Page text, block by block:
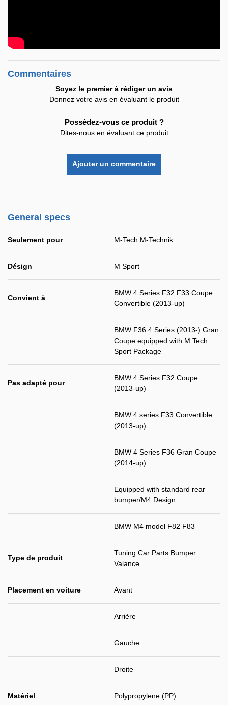
Commentaires
Soyez le premier à rédiger un avis
Donnez votre avis en évaluant le produit
Possédez-vous ce produit ?
Dites-nous en évaluant ce produit
Ajouter un commentaire
General specs
Seulement pour M-Tech M-Technik
Désign M Sport
Convient à
BMW 4 Series F32 F33 Coupe
Convertible (2013-up)
BMW F36 4 Series (2013-) Gran
Coupe equipped with M Tech
Sport Package
Pas adapté pour
BMW 4 Series F32 Coupe
(2013-up)
BMW 4 series F33 Convertible
(2013-up)
BMW 4 Series F36 Gran Coupe
(2014-up)
Equipped with standard rear
bumper/M4 Design
BMW M4 model F82 F83
Type de produit
Tuning Car Parts Bumper
Valance
Placement en voiture Avant
Arrière
Gauche
Droite
Matériel Polypropylene (PP)